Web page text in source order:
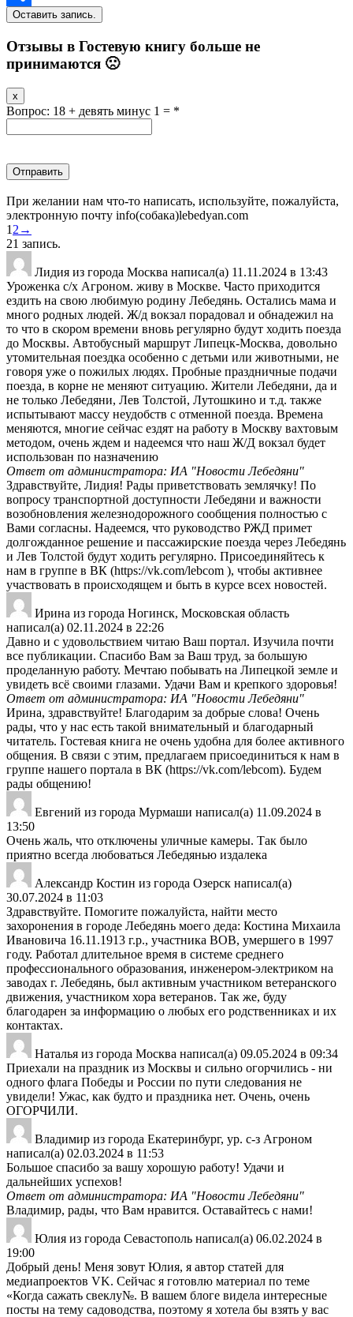
Отправить
Отзывы в Гостевую книгу больше не
принимаются 🙁
x
эту
форму.
Вопрос: 18 + девять минyc 1 = *
При желании нам что-то написать, используйте, пожалуйста,
электронную почту info(coбaкa)lebedyan.com
Навигация
по
списку
гостевой
книги
1 2 →
21 запись.
Лидия из города Москва написал(а) 11.11.2024 в 13:43
Уроженка с/х Агроном. живу в Москве. Часто приходится
ездить на свою любимую родину Лебедянь. Остались мама и
много родных людей. Ж/д вокзал порадовал и обнадежил на
то что в скором времени вновь регулярно будут ходить поезда
до Москвы. Автобусный маршрут Липецк-Москва, довольно
утомительная поездка особенно с детьми или животными, не
говоря уже о пожилых людях. Пробные праздничные подачи
поезда, в корне не меняют ситуацию. Жители Лебедяни, да и
не только Лебедяни, Лев Толстой, Лутошкино и т.д. также
испытывают массу неудобств с отменной поезда. Времена
меняются, многие сейчас ездят на работу в Москву вахтовым
методом, очень ждем и надеемся что наш Ж/Д вокзал будет
использован по назначению
Ответ от администратора: ИА "Новости Лебедяни"
Здравствуйте, Лидия! Рады приветствовать землячку! По
вопросу транспортной доступности Лебедяни и важности
возобновления железнодорожного сообщения полностью с
Вами согласны. Надеемся, что руководство РЖД примет
долгожданное решение и пассажирские поезда через Лебедянь
и Лев Толстой будут ходить регулярно. Присоединяйтесь к
нам в группе в ВК (https://vk.com/lebcom ), чтобы активнее
участвовать в происходящем и быть в курсе всех новостей.
Ирина из города Ногинск, Московская область
написал(а) 02.11.2024 в 22:26
Давно и с удовольствием читаю Ваш портал. Изучила почти
все публикации. Спасибо Вам за Ваш труд, за большую
проделанную работу. Мечтаю побывать на Липецкой земле и
увидеть всё своими глазами. Удачи Вам и крепкого здоровья!
Ответ от администратора: ИА "Новости Лебедяни"
Ирина, здравствуйте! Благодарим за добрые слова! Очень
рады, что у нас есть такой внимательный и благодарный
читатель. Гостевая книга не очень удобна для более активного
общения. В связи с этим, предлагаем присоединиться к нам в
группе нашего портала в ВК (https://vk.com/lebcom). Будем
рады общению!
Евгений из города Мурмаши написал(а) 11.09.2024 в
13:50
Очень жаль, что отключены уличные камеры. Так было
приятно всегда любоваться Лебедянью издалека
Александр Костин из города Озерск написал(а)
30.07.2024 в 11:03
Здравствуйте. Помогите пожалуйста, найти место
захоронения в городе Лебедянь моего деда: Костина Михаила
Ивановича 16.11.1913 г.р., участника ВОВ, умершего в 1997
году. Работал длительное время в системе среднего
профессионального образования, инженером-электриком на
заводах г. Лебедянь, был активным участником ветеранского
движения, участником хора ветеранов. Так же, буду
благодарен за информацию о любых его родственниках и их
контактах.
Наталья из города Москва написал(а) 09.05.2024 в 09:34
Приехали на праздник из Москвы и сильно огорчились - ни
одного флага Победы и России по пути следования не
увидели! Ужас, как будто и праздника нет. Очень, очень
ОГОРЧИЛИ.
Владимир из города Екатеринбург, ур. с-з Агроном
написал(а) 02.03.2024 в 11:53
Большое спасибо за вашу хорошую работу! Удачи и
дальнейших успехов!
Ответ от администратора: ИА "Новости Лебедяни"
Владимир, рады, что Вам нравится. Оставайтесь с нами!
Юлия из города Севастополь написал(а) 06.02.2024 в
19:00
Добрый день! Меня зовут Юлия, я автор статей для
медиапроектов VK. Сейчас я готовлю материал по теме
«Когда сажать свеклу№. В вашем блоге видела интересные
посты на тему садоводства, поэтому я хотела бы взять у вас